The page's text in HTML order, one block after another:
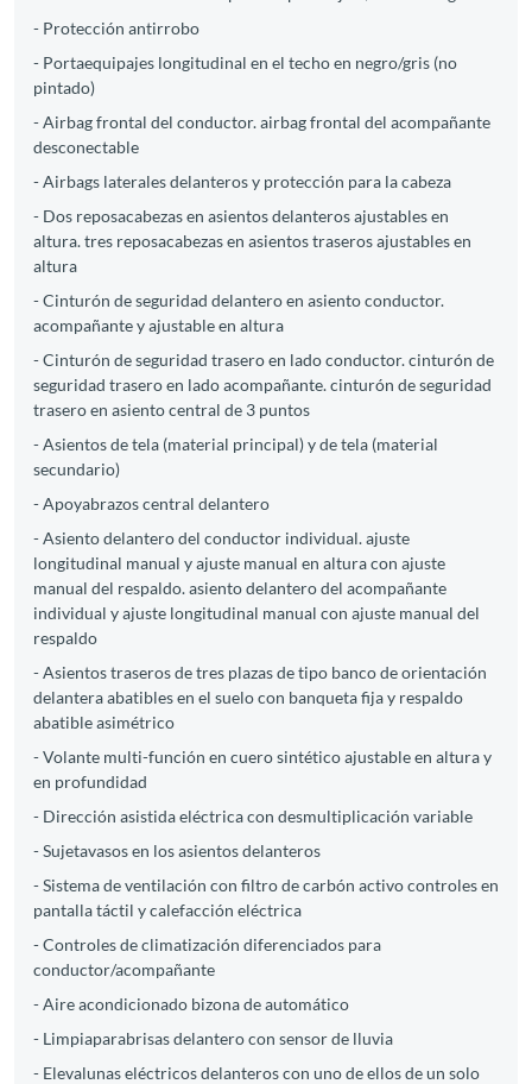
- Protección antirrobo
- Portaequipajes longitudinal en el techo en negro/gris (no
pintado)
- Airbag frontal del conductor. airbag frontal del acompañante
desconectable
- Airbags laterales delanteros y protección para la cabeza
- Dos reposacabezas en asientos delanteros ajustables en
altura. tres reposacabezas en asientos traseros ajustables en
altura
- Cinturón de seguridad delantero en asiento conductor.
acompañante y ajustable en altura
- Cinturón de seguridad trasero en lado conductor. cinturón de
seguridad trasero en lado acompañante. cinturón de seguridad
trasero en asiento central de 3 puntos
- Asientos de tela (material principal) y de tela (material
secundario)
- Apoyabrazos central delantero
- Asiento delantero del conductor individual. ajuste
longitudinal manual y ajuste manual en altura con ajuste
manual del respaldo. asiento delantero del acompañante
individual y ajuste longitudinal manual con ajuste manual del
respaldo
- Asientos traseros de tres plazas de tipo banco de orientación
delantera abatibles en el suelo con banqueta fija y respaldo
abatible asimétrico
- Volante multi-función en cuero sintético ajustable en altura y
en profundidad
- Dirección asistida eléctrica con desmultiplicación variable
- Sujetavasos en los asientos delanteros
- Sistema de ventilación con filtro de carbón activo controles en
pantalla táctil y calefacción eléctrica
- Controles de climatización diferenciados para
conductor/acompañante
- Aire acondicionado bizona de automático
- Limpiaparabrisas delantero con sensor de lluvia
- Elevalunas eléctricos delanteros con uno de ellos de un solo